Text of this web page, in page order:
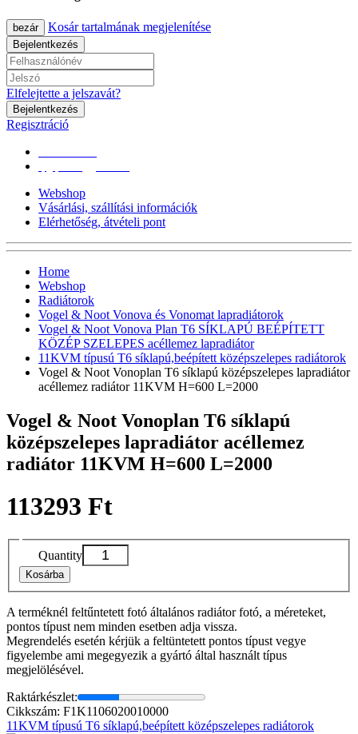
bezár Kosár tartalmának megjelenítése
Bejelentkezés
Elfelejtette a jelszavát?
Bejelentkezés
Regisztráció
Webshop
Vásárlási, szállítási információk
Elérhetőség, átvételi pont
Home
Webshop
Radiátorok
Vogel & Noot Vonova és Vonomat lapradiátorok
Vogel & Noot Vonova Plan T6 SÍKLAPÚ BEÉPÍTETT
KÖZÉP SZELEPES acéllemez lapradiátor
11KVM típusú T6 síklapú,beépített középszelepes radiátorok
Vogel & Noot Vonoplan T6 síklapú középszelepes lapradiátor
acéllemez radiátor 11KVM H=600 L=2000
Vogel & Noot Vonoplan T6 síklapú
középszelepes lapradiátor acéllemez
radiátor 11KVM H=600 L=2000
113293 Ft
Quantity
Kosárba
A terméknél feltűntetett fotó általános radiátor fotó, a méreteket,
pontos típust nem minden esetben adja vissza.
Megrendelés esetén kérjük a feltüntetett pontos típust vegye
figyelembe ami megegyezik a gyártó által használt típus
megjelölésével.
Raktárkészlet:
Cikkszám: F1K1106020010000
11KVM típusú T6 síklapú,beépített középszelepes radiátorok